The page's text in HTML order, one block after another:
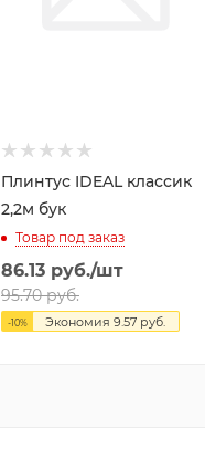
Плинтус IDEAL классик
2,2м бук
Товар под заказ
86.13 руб./шт
95.70руб.
-10% Экономия 9.57 руб.